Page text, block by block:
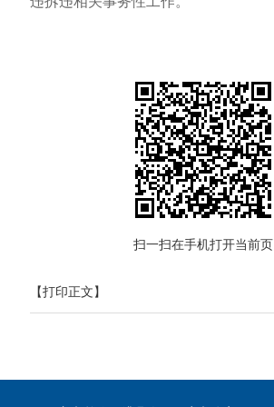
扫一扫在手机打开当前页
【打印正文】